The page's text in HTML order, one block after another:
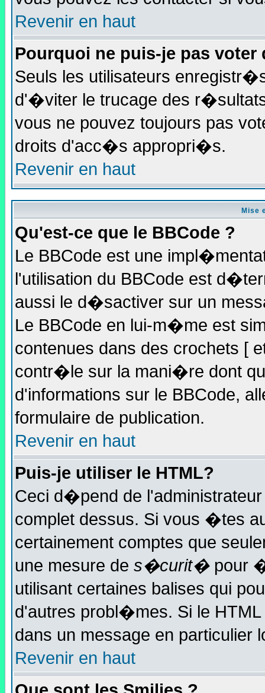
Revenir en haut
Pourquoi ne puis-je pas voter
Seuls les utilisateurs
d'�viter le trucage des
vous ne pouvez toujours pas
droits d'acc�s appropri�s.
Revenir en haut
Mise
Qu'est-ce que le BBCode ?
Le BBCode est une
l'utilisation du BBCode est
aussi le d�sactiver sur un
Le BBCode en lui-m�me est
contenues dans des crochets [
contr�le sur la mani�re dont
d'informations sur le BBCode,
formulaire de publication.
Revenir en haut
Puis-je utiliser le HTML?
Ceci d�pend de
complet dessus. Si vous �tes
certainement comptes que
une mesure de s�curit�pour
utilisant certaines balises qui
d'autres probl�mes. Si le
dans un message en particulier
Revenir en haut